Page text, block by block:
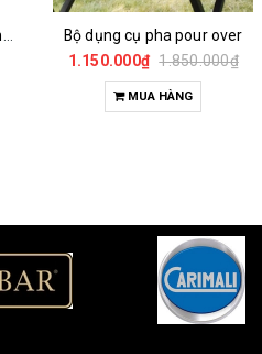
Bộ dụng cụ pha pour over
1.150.000₫ 1.850.000₫
MUA HÀNG